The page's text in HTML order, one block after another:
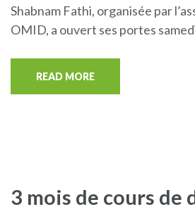
Shabnam Fathi, organisée par
OMID, a ouvert ses portes
READ MORE
3 mois de cours de